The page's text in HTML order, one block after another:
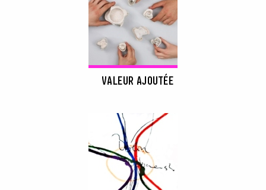
VALEUR AJOUTÉE